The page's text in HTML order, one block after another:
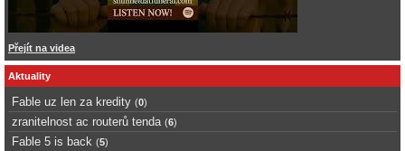
Přejít na videa
Aktuality
Fable uz len za kredity (0)
zranitelnost ac routerů tenda (6)
Fable 5 is back (5)